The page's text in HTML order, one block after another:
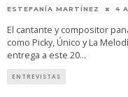
ESTEFANÍA MARTÍNEZ 4
El cantante y compositor
como Picky, Único y La
entrega a este 20...
ENTREVISTAS